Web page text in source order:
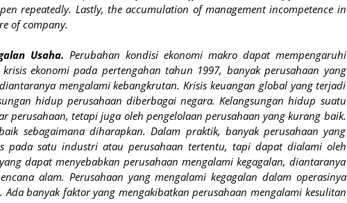
repeatedly. Lastly, the accumulation of management incompetence in
of company.
Usaha. Perubahan kondisi ekonomi makro dapat mempengaruhi
ekonomi pada pertengahan tahun 1997, banyak perusahaan yang
mengalami kebangkrutan. Krisis keuangan global yang terjadi
hidup perusahaan diberbagai negara. Kelangsungan hidup suatu
tetapi juga oleh pengelolaan perusahaan yang kurang baik.
sebagaimana diharapkan. Dalam praktik, banyak perusahaan yang
pada satu industri atau perusahaan tertentu, tapi dapat dialami oleh
dapat menyebabkan perusahaan mengalami kegagalan, diantaranya
alam. Perusahaan yang mengalami kegagalan dalam operasinya
Ada banyak faktor yang mengakibatkan perusahaan mengalami kesulitan